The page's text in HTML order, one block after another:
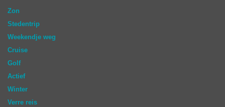
Zon
Stedentrip
Weekendje weg
Cruise
Golf
Actief
Winter
Verre reis